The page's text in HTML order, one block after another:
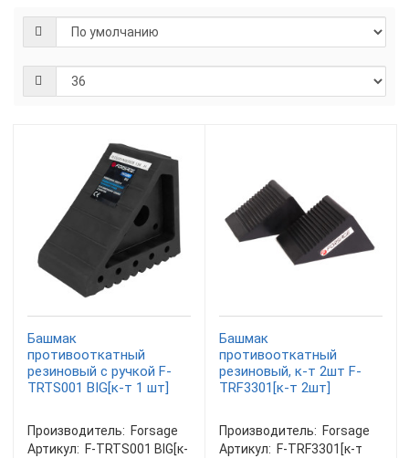
Башмак
противооткатный
резиновый с ручкой F-
TRTS001 BIG[к-т 1 шт]
Производитель: Forsage
Артикул: F-TRTS001 BIG[к-
Башмак
противооткатный
резиновый, к-т 2шт F-
TRF3301[к-т 2шт]
Производитель: Forsage
Артикул: F-TRF3301[к-т